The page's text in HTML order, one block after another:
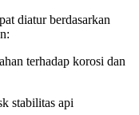
diatur berdasarkan
terhadap korosi dan
stabilitas api